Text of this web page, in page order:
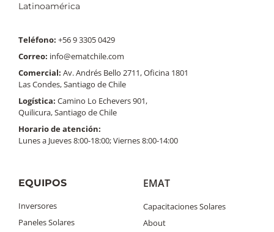
Latinoamérica
Teléfono: +56 9 3305 0429
Correo: info@ematchile.com
Comercial: Av. Andrés Bello 2711, Oficina 1801
Las Condes, Santiago de Chile
Logística: Camino Lo Echevers 901,
Quilicura, Santiago de Chile
Horario de atención:
Lunes a Jueves 8:00-18:00; Viernes 8:00-14:00
EQUIPOS
Inversores
Paneles Solares
EMAT
Capacitaciones Solares
About